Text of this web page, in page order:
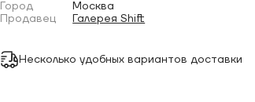
Город
Москва
Продавец
Галерея Shift
Несколько удобных вариантов доставки